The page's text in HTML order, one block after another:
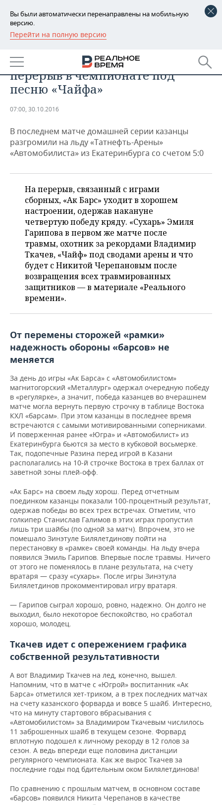
Вы были автоматически перенаправлены на мобильную
версию.
Перейти на полную версию
РЕГИОНЫ
БАШКОРТОСТАН
ТАТАРСТАН
НОВОСТИ
АНАЛИТИКА
ДЕКЛАРАЦИИ О ДОХОДАХ
КОРОЛИ ГОСЗАКАЗА ПФО
ВУЗЫ ТАТАРСТАНА
КОМУ ПРИНАДЛЕЖАТ
ТОРГОВЫЕ ЦЕНТРЫ
ТАТАРСТАНА
НОВОСТИ ЭКОНОМИКИ
ФИНАНСЫ
БАНКИ
БЮДЖЕТ
ИНВЕСТИЦИИ
ПРОМЫШЛЕННОСТЬ
НОВОСТИ
ПРОМЫШЛЕННОСТИ
МАШИНОСТРОЕНИЕ
НЕФТЕХИМИЯ
НЕФТЬ
ОПК
ЭНЕРГЕТИКА
НЕДВИЖИМОСТЬ
НОВОСТИ НЕДВИЖИМОСТИ
АВТО
НОВОСТИ АВТО
БИЗНЕС
НОВОСТИ БИЗНЕСА
РОЗНИЧНАЯ ТОРГОВЛЯ
ТРАНСПОРТ
УСЛУГИ
ТЕХНОЛОГИИ
НОВОСТИ ТЕХНОЛОГИЙ
МЕДИА
МЕРОПРИЯТИЯ
НОВОСТИ МЕРОПРИЯТИЙ
ВЫЕЗДНАЯ РЕДАКЦИЯ
ONLINE-КОНФЕРЕНЦИИ
ОТКРЫТАЯ ЛЕКЦИЯ
СПОРТ
НОВОСТИ СПОРТА
ХОККЕЙ
БАСКЕТБОЛ
ВОЛЕЙБОЛ
КИБЕРСПОРТ
ФИГУРНОЕ КАТАНИЕ
ВОДНЫЕ ВИДЫ СПОРТА
ХОККЕЙ С МЯЧОМ
ОБЩЕСТВО
ВЛАСТЬ
ИНФРАСТРУКТУРА
ИСТОРИЯ
КУЛЬТУРА
МЕДИЦИНА
ОБРАЗОВАНИЕ
ПРОИСШЕСТВИЯ
СЮЖЕТЫ
СПРАВОЧНИК
СПИСОК ПЕРСОН
СПИСОК КОМПАНИЙ
ПОЛНАЯ ВЕРСИЯ
Какая боль: «барсы» ушли на
перерыв в чемпионате под
песню «Чайфа»
07:00, 30.10.2016
В последнем матче домашней серии казанцы
разгромили на льду «Татнефть-Арены»
«Автомобилиста» из Екатеринбурга со счетом 5:0
На перерыв, связанный с играми
сборных, «Ак Барс» уходит в хорошем
настроении, одержав накануне
четвертую победу кряду. «Сухарь» Эмиля
Гарипова в первом же матче после
травмы, охотник за рекордами Владимир
Ткачев, «Чайф» под сводами арены и что
будет с Никитой Черепановым после
возвращения всех травмированных
защитников — в материале «Реального
времени».
От перемены сторожей «рамки»
надежность обороны «барсов» не
меняется
За день до игры «Ак Барса» с «Автомобилистом»
магнитогорский «Металлург» одержал очередную победу
в «регулярке», а значит, победа казанцев во вчерашнем
матче могла вернуть первую строчку в таблице Востока
КХЛ «барсам». При этом казанцы в последнее время
встречаются с самыми мотивированными соперниками.
И поверженная ранее «Югра» и «Автомобилист» из
Екатеринбурга бьются за место в кубковой восьмерке.
Так, подопечные Разина перед игрой в Казани
располагались на 10-й строчке Востока в трех баллах от
заветной зоны плей-офф.
«Ак Барс» на своем льду хорош. Перед отчетным
поединком казанцы показали 100-процентный результат,
одержав победы во всех трех встречах. Отметим, что
голкипер Станислав Галимов в этих играх пропустил
лишь три шайбы (по одной за матч). Впрочем, это не
помешало Зинэтуле Билялетдинову пойти на
перестановку в «рамке» своей команды. На льду вчера
появился Эмиль Гарипов. Впервые после травмы. Ничего
от этого не поменялось в плане результата, на счету
вратаря — сразу «сухарь». После игры Зинэтула
Билялетдинов прокомментировал игру вратаря.
— Гарипов сыграл хорошо, ровно, надежно. Он долго не
выходил, было некоторое беспокойство, но сработал
хорошо, молодец.
Ткачев идет с опережением графика
собственной результативности
А вот Владимир Ткачев на лед, конечно, вышел.
Напомним, что в матче с «Югрой» воспитанник «Ак
Барса» отметился хет-триком, а в трех последних матчах
на счету казанского форварда и вовсе 5 шайб. Интересно,
что на минуту стартового вбрасывания с
«Автомобилистом» за Владимиром Ткачевым числилось
11 заброшенных шайб в текущем сезоне. Форвард
вплотную подошел к личному рекорду в 12 голов за
сезон. А ведь впереди еще половина дистанции
регулярного чемпионата. Как же вырос Ткачев за
последние годы под бдительным оком Билялетдинова!
По сравнению с прошлым матчем, в основном составе
«барсов» появился Никита Черепанов в качестве